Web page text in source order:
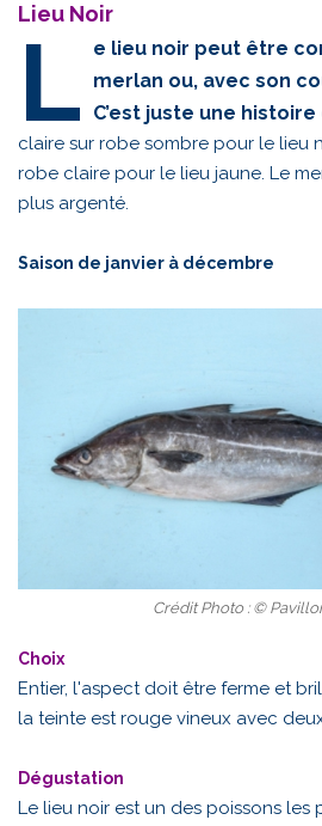
Lieu Noir
L
e lieu noir peut être
merlan ou, avec son
C’est juste une
claire sur robe sombre pour le lieu
robe claire pour le lieu jaune. Le
plus argenté.
Saison de janvier à décembre
Crédit Photo : ©
Choix
Entier, l'aspect doit être ferme et
la teinte est rouge vineux avec
Dégustation
Le lieu noir est un des poissons les